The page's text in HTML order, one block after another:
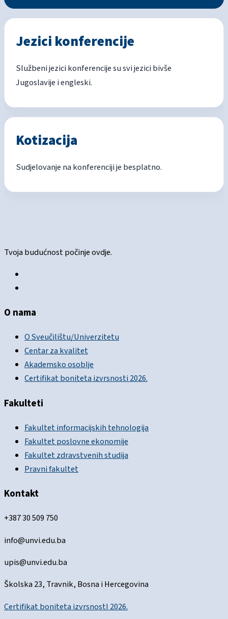
Jezici konferencije
Službeni jezici konferencije su svi jezici bivše
Jugoslavije i engleski.
Kotizacija
Sudjelovanje na konferenciji je besplatno.
Tvoja budućnost počinje ovdje.
O nama
O Sveučilištu/Univerzitetu
Centar za kvalitet
Akademsko osoblje
Certifikat boniteta izvrsnosti 2026.
Fakulteti
Fakultet informacijskih tehnologija
Fakultet poslovne ekonomije
Fakultet zdravstvenih studija
Pravni fakultet
Kontakt
+387 30 509 750
info@unvi.edu.ba
upis@unvi.edu.ba
Školska 23, Travnik, Bosna i Hercegovina
Certifikat boniteta izvrsnostI 2026.